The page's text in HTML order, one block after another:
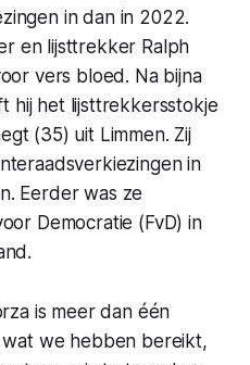
in dan in 2022.
en lijsttrekker Ralph
vers bloed. Na bijna
hij het lijsttrekkersstokje
(35) uit Limmen. Zij
in
Eerder was ze
Democratie (FvD) in
is meer dan één
we hebben bereikt,